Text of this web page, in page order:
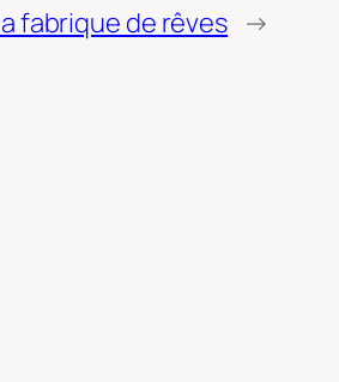
fabrique de rêves →